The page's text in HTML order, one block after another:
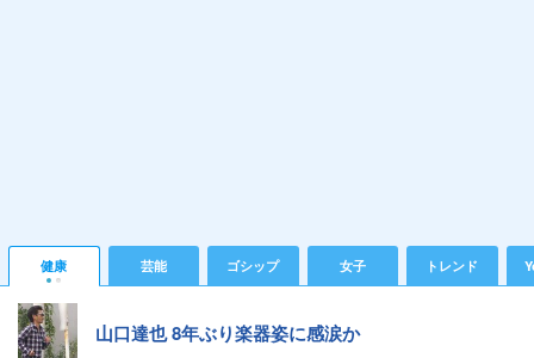
健康 芸能 ゴシップ 女子 トレンド
山口達也 8年ぶり楽器姿に感涙か